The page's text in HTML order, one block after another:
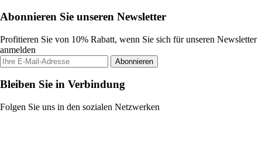
Abonnieren Sie unseren Newsletter
Profitieren Sie von 10% Rabatt, wenn Sie sich für unseren Newsletter
anmelden
Abonnieren
Bleiben Sie in Verbindung
Folgen Sie uns in den sozialen Netzwerken